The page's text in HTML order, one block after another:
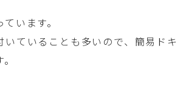
います。
ていることも多いので、簡易ドキ